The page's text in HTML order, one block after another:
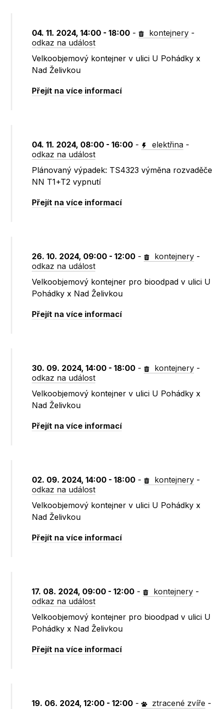
04. 11. 2024, 14:00 - 18:00 - kontejnery -
odkaz na událost
Velkoobjemový kontejner v ulici U Pohádky x
Nad Želivkou
Přejít na více informací
04. 11. 2024, 08:00 - 16:00 - elektřina -
odkaz na událost
Plánovaný výpadek: TS4323 výměna rozvaděče
NN T1+T2 vypnutí
Přejít na více informací
26. 10. 2024, 09:00 - 12:00 - kontejnery -
odkaz na událost
Velkoobjemový kontejner pro bioodpad v ulici U
Pohádky x Nad Želivkou
Přejít na více informací
30. 09. 2024, 14:00 - 18:00 - kontejnery -
odkaz na událost
Velkoobjemový kontejner v ulici U Pohádky x
Nad Želivkou
Přejít na více informací
02. 09. 2024, 14:00 - 18:00 - kontejnery -
odkaz na událost
Velkoobjemový kontejner v ulici U Pohádky x
Nad Želivkou
Přejít na více informací
17. 08. 2024, 09:00 - 12:00 - kontejnery -
odkaz na událost
Velkoobjemový kontejner pro bioodpad v ulici U
Pohádky x Nad Želivkou
Přejít na více informací
19. 06. 2024, 12:00 - 12:00 - ztracené zvíře -